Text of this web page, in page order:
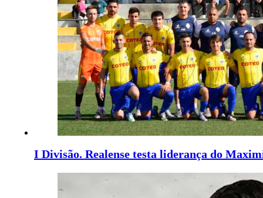
I Divisão. Realense testa liderança do